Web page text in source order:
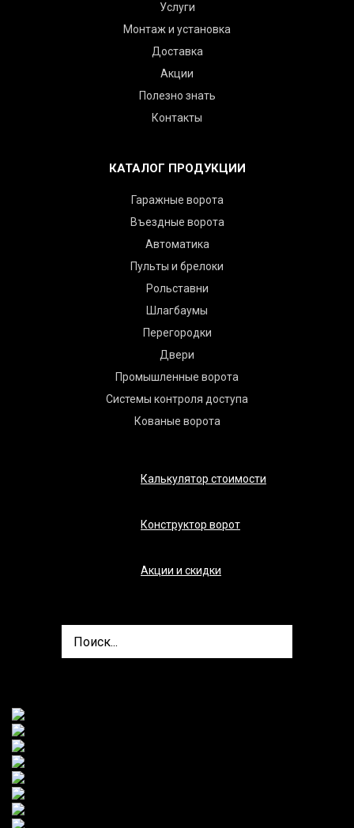
Услуги
Монтаж и установка
Доставка
Акции
Полезно знать
Контакты
КАТАЛОГ ПРОДУКЦИИ
Гаражные ворота
Въездные ворота
Автоматика
Пульты и брелоки
Рольставни
Шлагбаумы
Перегородки
Двери
Промышленные ворота
Системы контроля доступа
Кованые ворота
Калькулятор стоимости
Конструктор ворот
Акции и скидки